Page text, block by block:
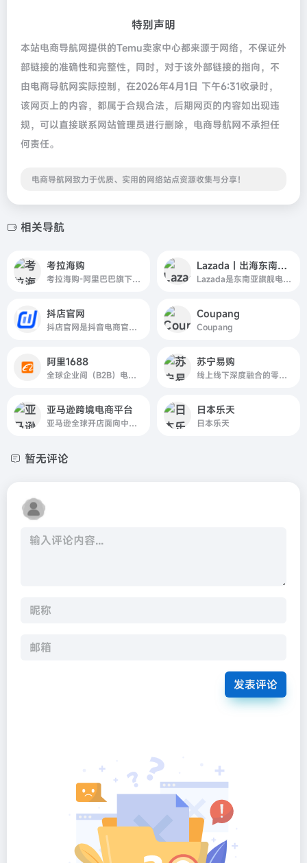
特别声明
本站电商导航网提供的Temu卖家中心都来源于网络，不保证外
部链接的准确性和完整性，同时，对于该外部链接的指向，不
由电商导航网实际控制，在2026年4月1日 下午6:31收录时，
该网页上的内容，都属于合规合法，后期网页的内容如出现违
规，可以直接联系网站管理员进行删除，电商导航网不承担任
何责任。
电商导航网致力于优质、实用的网络站点资源收集与分享！
相关导航
考拉海购
考拉海购-阿里巴巴旗下以跨境业务为主的会员电商，主打官方自营，全球直采的模式，为会员精选全球品质好货，保证极致性价比，全方位服务黑卡会员。
Lazada｜出海东南亚，就选Lazada
Lazada是东南亚旗舰电商平台，致力于通过商业和科技促进印尼、马来西亚、菲律宾、新加坡、泰国和越南六地市场发展。Lazada年活跃消费者增长迅猛且目前已达到1.3亿，已成为国货出海东南亚的首选电商平台。
抖店官网
抖店官网是抖音电商官方商家入驻平台的登录入口，提供了一站式的商家开店服务。在这里，商家可以轻松地注册账号、创建店铺、管理商品、处理订单等。抖店官网致力于为广大商家提供高效便捷的电商运营解决方案，助力商家实现商业成功。
Coupang
Coupang
阿里1688
全球企业间（B2B）电子商务的著名品牌，为数千万网商提供海量商机信息和便捷安全的在线交易市场，也是商人们以商会友、真实互动的社区平台。目前1688.com已覆盖原材料、工业品、服装服饰、家居百货、小商品等12个行业大类，提供从原料--生产--加工--现货等一系列的供应产
苏宁易购
线上线下深度融合的零售平台,商品涵盖家电、手机、电脑、超市、母婴、百货、海外购等品类。换新到苏宁 省钱更省心！五重补贴 买贵就赔 多重保障 一站换新。 正品行货、全国联保、可门店自提,全网更低价,家电家装成套购,专注服务省心购!
亚马逊跨境电商平台
亚马逊全球开店面向中国卖家提供跨境出口电商专属本地服务。目前，已向中国卖家开放20个海外站点，能将商品配送至全球200多个国家和地区，为您链接数亿活跃用户及800万+的企业机构买家。更多开店注册信息请关注亚马逊全球开店官网。
日本乐天
日本乐天
暂无评论
发表评论